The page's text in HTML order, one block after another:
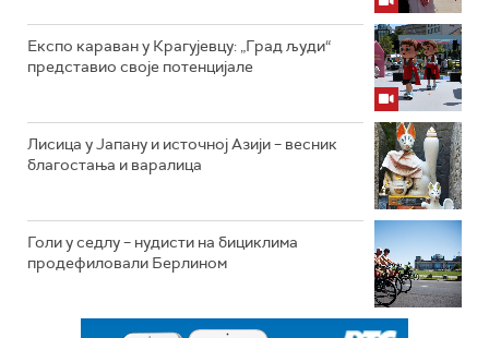
Експо караван у Крагујевцу: „Град људи“
представио своје потенцијале
Лисица у Јапану и источној Азији – весник
благостања и варалица
Голи у седлу – нудисти на бициклима
продефиловали Берлином